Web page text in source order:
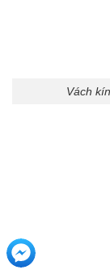
Vách